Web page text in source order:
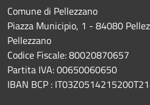
Comune di Pellezzano
Piazza Municipio, 1 - 84080
Pellezzano
Codice Fiscale: 80020870657
Partita IVA: 00650060650
IBAN BCP :